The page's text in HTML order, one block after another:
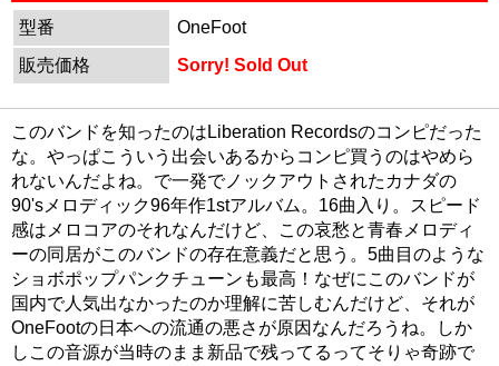
型番
OneFoot
販売価格
Sorry! Sold Out
このバンドを知ったのはLiberation Recordsのコンピだった
な。やっぱこういう出会いあるからコンピ買うのはやめら
れないんだよね。で一発でノックアウトされたカナダの
90'sメロディック96年作1stアルバム。16曲入り。スピード
感はメロコアのそれなんだけど、この哀愁と青春メロディ
ーの同居がこのバンドの存在意義だと思う。5曲目のような
ショボポップパンクチューンも最高！なぜにこのバンドが
国内で人気出なかったのか理解に苦しむんだけど、それが
OneFootの日本への流通の悪さが原因なんだろうね。しか
しこの音源が当時のまま新品で残ってるってそりゃ奇跡で